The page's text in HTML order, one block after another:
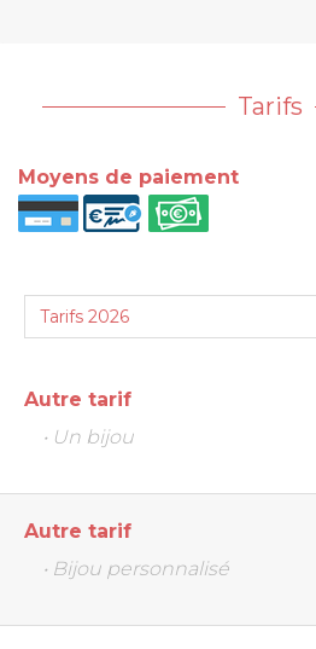
Tarifs
Moyens de paiement
Autre tarif
• Un bijou
Autre tarif
• Bijou personnalisé